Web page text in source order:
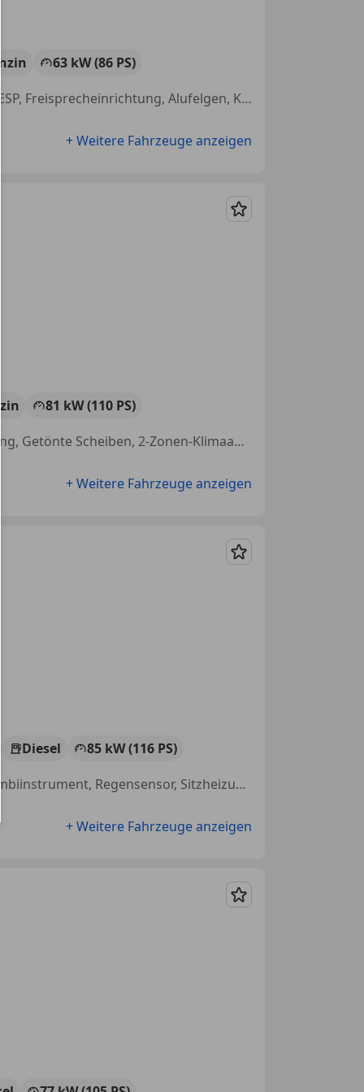
63 kW (86 PS)
Scheckheftgepflegt, Reifendruckkontrollsystem, Nebelscheinwerfer, ESP, Freisprecheinrichtung, Alufelgen, Klimaautomatik, Regensensor
+ Weitere Fahrzeuge anzeigen
Merken
81 kW (110 PS)
Einparkhilfe Sensoren vorne, Einparkhilfe Rückfahrkamera, Sitzheizung, Getönte Scheiben, 2-Zonen-Klimaautomatik, Elektrische Heckklappe, Partikelfilter, Android Auto
+ Weitere Fahrzeuge anzeigen
Merken
Diesel
85 kW (116 PS)
Touchscreen, LED-Scheinwerfer, Scheckheftgepflegt, Volldigitales Kombiinstrument, Regensensor, Sitzheizung, Alufelgen, Schlüssellose Zentralverriegelung
+ Weitere Fahrzeuge anzeigen
Merken